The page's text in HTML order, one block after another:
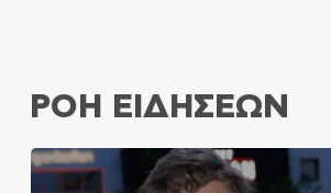
ΡΟΗ ΕΙΔΗΣΕΩΝ